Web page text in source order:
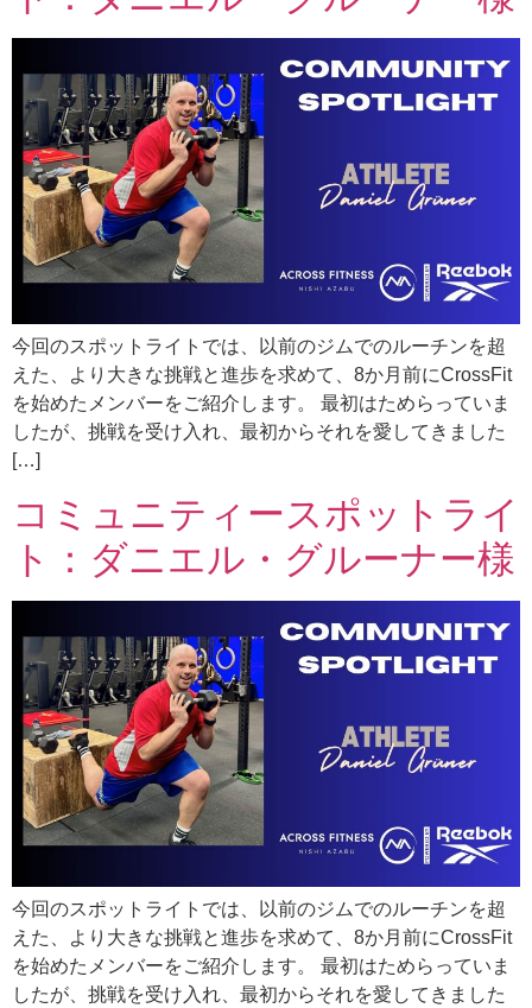
今回のスポットライトでは、以前のジムでのルーチンを超
えた、より大きな挑戦と進歩を求めて、8か月前にCrossFit
を始めたメンバーをご紹介します。 最初はためらっていま
したが、挑戦を受け入れ、最初からそれを愛してきました
[…]
コミュニティースポットライ
ト：ダニエル・グルーナー様
今回のスポットライトでは、以前のジムでのルーチンを超
えた、より大きな挑戦と進歩を求めて、8か月前にCrossFit
を始めたメンバーをご紹介します。 最初はためらっていま
したが、挑戦を受け入れ、最初からそれを愛してきました